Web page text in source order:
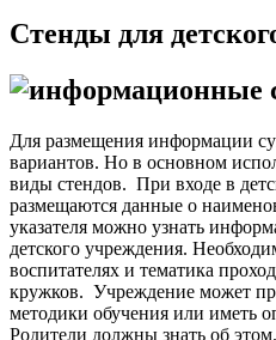
Стенды для
Для размещения информации
вариантов. Но в основном
виды стендов. При входе в
размещаются данные о
указателя можно узнать
детского учреждения.
воспитателях и тематика
кружков. Учреждение может
методики обучения или иметь
Родители должны знать об этом.